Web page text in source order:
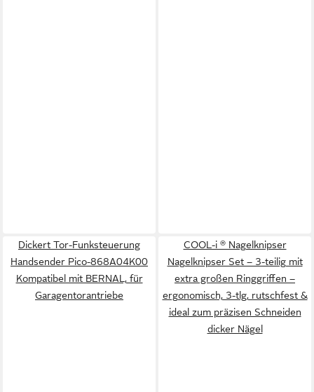
Dickert Tor-Funksteuerung
Handsender Pico-868A04K00
Kompatibel mit BERNAL, für
Garagentorantriebe
COOL-i ® Nagelknipser
Nagelknipser Set – 3-teilig mit
extra großen Ringgriffen –
ergonomisch, 3-tlg, rutschfest &
ideal zum präzisen Schneiden
dicker Nägel